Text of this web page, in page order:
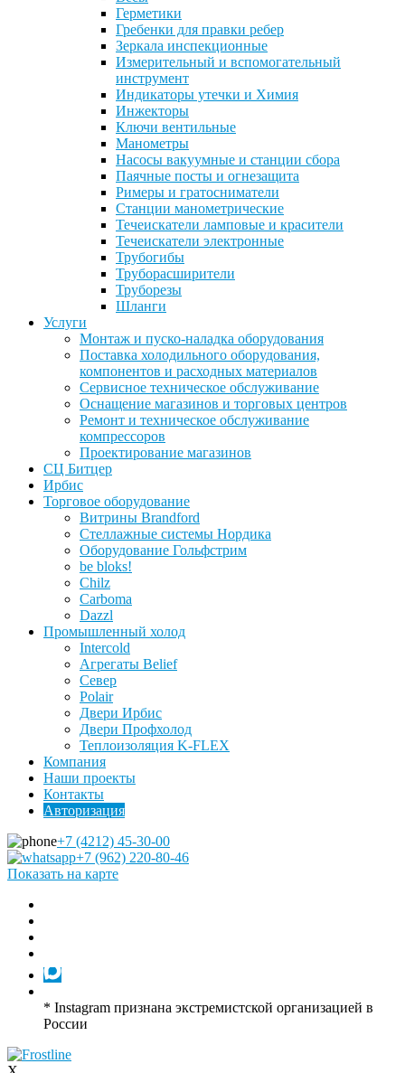
Герметики
Гребенки для правки ребер
Зеркала инспекционные
Измерительный и вспомогательный
инструмент
Индикаторы утечки и Химия
Инжекторы
Ключи вентильные
Манометры
Насосы вакуумные и станции сбора
Паячные посты и огнезащита
Римеры и гратосниматели
Станции манометрические
Течеискатели ламповые и красители
Течеискатели электронные
Трубогибы
Труборасширители
Труборезы
Шланги
Услуги
Монтаж и пуско-наладка оборудования
Поставка холодильного оборудования,
компонентов и расходных материалов
Сервисное техническое обслуживание
Оснащение магазинов и торговых центров
Ремонт и техническое обслуживание
компрессоров
Проектирование магазинов
СЦ Битцер
Ирбис
Торговое оборудование
Витрины Brandford
Стеллажные системы Нордика
Оборудование Гольфстрим
be bloks!
Chilz
Carboma
Dazzl
Промышленный холод
Intercold
Агрегаты Belief
Север
Polair
Двери Ирбис
Двери Профхолод
Теплоизоляция K-FLEX
Компания
Наши проекты
Контакты
Авторизация
+7 (4212) 45-30-00
+7 (962) 220-80-46
Показать на карте
* Instagram признана экстремистской организацией в
России